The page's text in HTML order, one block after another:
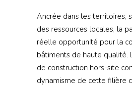
Ancrée dans les territoires,
des ressources locales, la
réelle opportunité pour la
bâtiments de haute qualité.
de construction hors-site
dynamisme de cette filière